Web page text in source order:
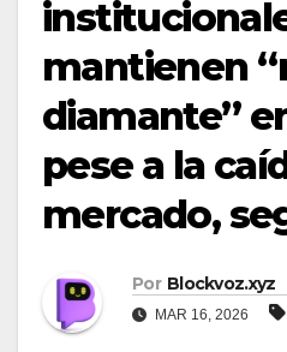
mantienen
diamante”
pese a la
mercado,
Por Blockvoz.xyz
MAR 16, 2026